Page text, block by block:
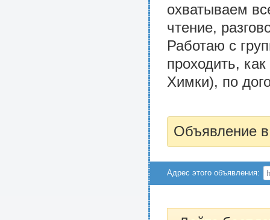
охватываем
чтение,
Работаю с
проходить,
Химки), по
Объявление
Адрес этого объявления: